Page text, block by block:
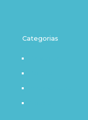
Categorias